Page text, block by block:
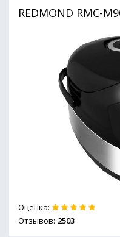
REDMOND RMC-
Оценка:
Отзывов: 2503